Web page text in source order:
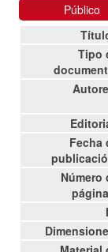
Público
Tipo
Fecha
Número